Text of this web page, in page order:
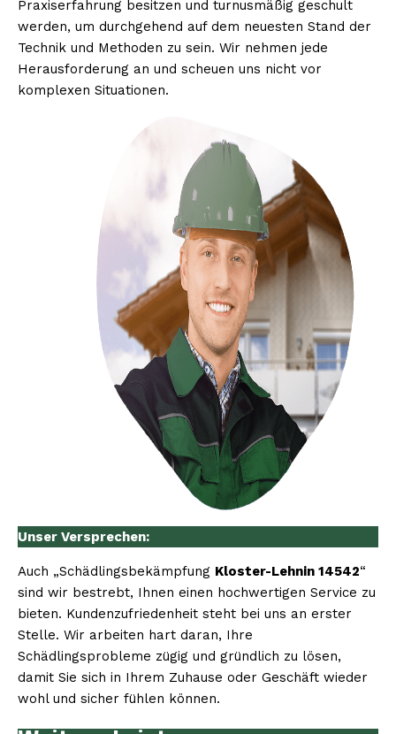
Praxiserfahrung besitzen und turnusmäßig geschult
werden, um durchgehend auf dem neuesten Stand der
Technik und Methoden zu sein. Wir nehmen jede
Herausforderung an und scheuen uns nicht vor
komplexen Situationen.
Unser Versprechen:
Auch „Schädlingsbekämpfung Kloster-Lehnin 14542“
sind wir bestrebt, Ihnen einen hochwertigen Service zu
bieten. Kundenzufriedenheit steht bei uns an erster
Stelle. Wir arbeiten hart daran, Ihre
Schädlingsprobleme zügig und gründlich zu lösen,
damit Sie sich in Ihrem Zuhause oder Geschäft wieder
wohl und sicher fühlen können.